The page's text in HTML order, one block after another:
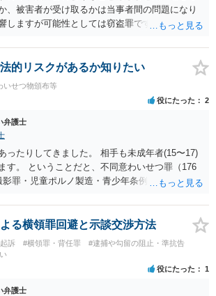
、被害者が受け取るかは当事者間の問題になり
しますが可能性としては窃盗罪ですので、逮捕
的リスクがあるか知りたい
いせつ物頒布等
役にたった 2
弁護士
ったりしてきました。 相手も未成年者(15〜17)
す。 ということだと、不同意わいせつ罪（176
罪・児童ポルノ製造・青少年条例違反（わいせ
それなりの捜査を受けるでしょう。
る横領罪回避と示談交渉方法
訴 #横領罪・背任罪
#逮捕や勾留の阻止・準抗告
役にたった 1
弁護士